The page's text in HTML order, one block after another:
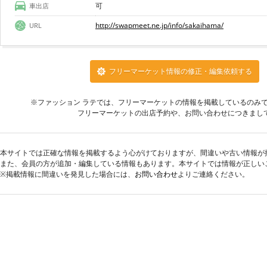
車出店 可
URL http://swapmeet.ne.jp/info/sakaihama/
フリーマーケット情報の修正・編集依頼する
※ファッション ラテでは、フリーマーケットの情報を掲載しているのみ
フリーマーケットの出店予約や、お問い合わせにつきま
本サイトでは正確な情報を掲載するよう心がけておりますが、間違いや古い情報
また、会員の方が追加・編集している情報もあります。本サイトでは情報が正し
※掲載情報に間違いを発見した場合には、 お問い合わせよりご連絡ください。